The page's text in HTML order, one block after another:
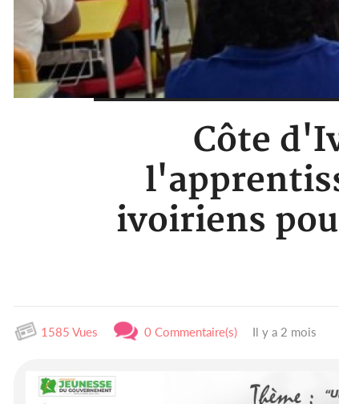
Côte
ivoiriens
1585 Vues 0 Commentaire(s) Il y a 2 mois